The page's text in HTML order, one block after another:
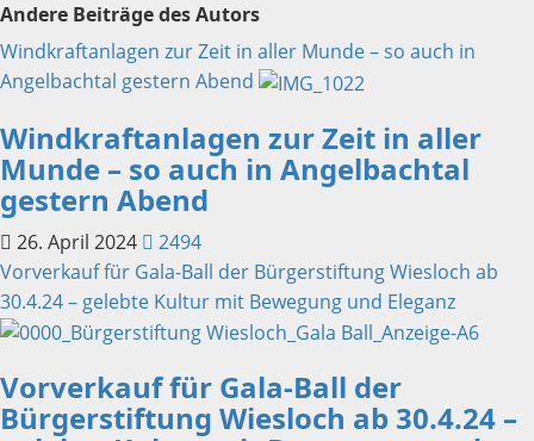
Andere Beiträge des Autors
Windkraftanlagen zur Zeit in aller Munde – so auch in
Angelbachtal gestern Abend
Windkraftanlagen zur Zeit in aller
Munde – so auch in Angelbachtal
gestern Abend
26. April 2024
2494
Vorverkauf für Gala-Ball der Bürgerstiftung Wiesloch ab
30.4.24 – gelebte Kultur mit Bewegung und Eleganz
Vorverkauf für Gala-Ball der
Bürgerstiftung Wiesloch ab 30.4.24 –